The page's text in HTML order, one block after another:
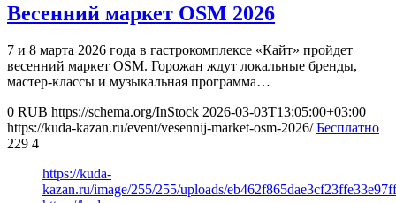
Весенний маркет OSM 2026
7 и 8 марта 2026 года в гастрокомплексе «Кайт» пройдет
весенний маркет OSM. Горожан ждут локальные бренды,
мастер-классы и музыкальная программа…
0 RUB https://schema.org/InStock 2026-03-03T13:05:00+03:00
https://kuda-kazan.ru/event/vesennij-market-osm-2026/ Бесплатно
229 4
https://kuda-
kazan.ru/image/255/255/uploads/